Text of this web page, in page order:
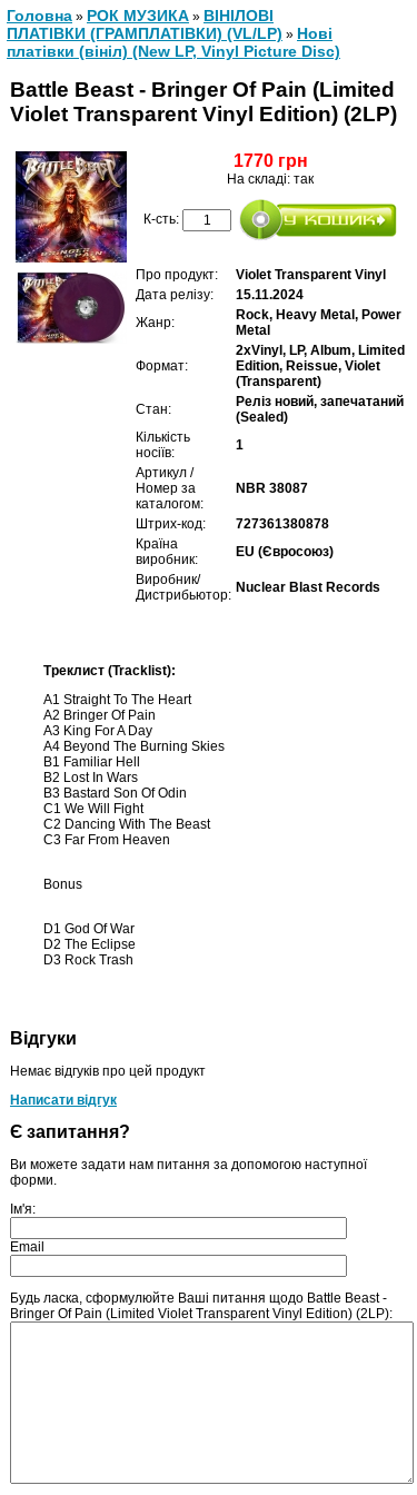
Головна » РОК МУЗИКА » ВІНІЛОВІ
ПЛАТІВКИ (ГРАМПЛАТІВКИ) (VL/LP) » Нові
платівки (вініл) (New LP, Vinyl Picture Disc)
Battle Beast - Bringer Of Pain (Limited
Violet Transparent Vinyl Edition) (2LP)
1770 грн
На складі: так
К-сть:
Про продукт:
Violet Transparent Vinyl
Дата релізу:
15.11.2024
Жанр:
Rock, Heavy Metal, Power
Metal
Формат:
2xVinyl, LP, Album, Limited
Edition, Reissue, Violet
(Transparent)
Стан:
Реліз новий, запечатаний
(Sealed)
Кількість
носіїв:
1
Артикул /
Номер за
каталогом:
NBR 38087
Штрих-код:
727361380878
Країна
виробник:
EU (Євросоюз)
Виробник/
Дистрибьютор: Nuclear Blast Records
Треклист (Tracklist):
A1 Straight To The Heart
A2 Bringer Of Pain
A3 King For A Day
A4 Beyond The Burning Skies
B1 Familiar Hell
B2 Lost In Wars
B3 Bastard Son Of Odin
C1 We Will Fight
C2 Dancing With The Beast
C3 Far From Heaven
Bonus
D1 God Of War
D2 The Eclipse
D3 Rock Trash
Відгуки
Немає відгуків про цей продукт
Написати відгук
Є запитання?
Ви можете задати нам питання за допомогою наступної
форми.
Ім'я:
Email
Будь ласка, сформулюйте Ваші питання щодо Battle Beast -
Bringer Of Pain (Limited Violet Transparent Vinyl Edition) (2LP):